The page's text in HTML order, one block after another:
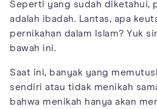
Seperti yang sudah diketahui,
adalah ibadah. Lantas, apa
pernikahan dalam Islam? Yuk
bawah ini.
Saat ini, banyak yang
sendiri atau tidak menikah
bahwa menikah hanya akan